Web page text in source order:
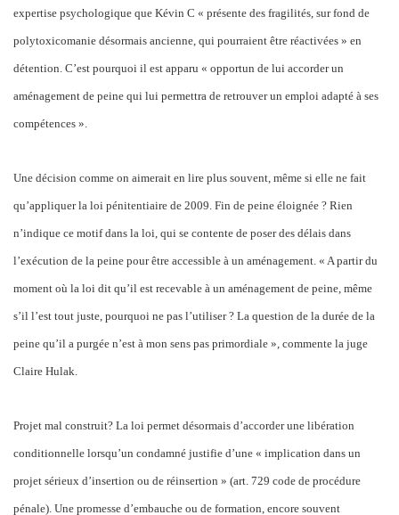
expertise psychologique que Kévin C « présente des fragilités, sur fond de
polytoxicomanie désormais ancienne, qui pourraient être réactivées » en
détention. C’est pourquoi il est apparu « opportun de lui accorder un
aménagement de peine qui lui permettra de retrouver un emploi adapté à ses
compétences ».
Une décision comme on aimerait en lire plus souvent, même si elle ne fait
qu’appliquer la loi pénitentiaire de 2009. Fin de peine éloignée ? Rien
n’indique ce motif dans la loi, qui se contente de poser des délais dans
l’exécution de la peine pour être accessible à un aménagement. « A partir du
moment où la loi dit qu’il est recevable à un aménagement de peine, même
s’il l’est tout juste, pourquoi ne pas l’utiliser ? La question de la durée de la
peine qu’il a purgée n’est à mon sens pas primordiale », commente la juge
Claire Hulak.
Projet mal construit? La loi permet désormais d’accorder une libération
conditionnelle lorsqu’un condamné justifie d’une « implication dans un
projet sérieux d’insertion ou de réinsertion » (art. 729 code de procédure
pénale). Une promesse d’embauche ou de formation, encore souvent